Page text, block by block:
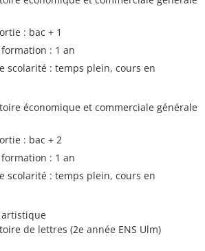
: bac + 1
: 1 an
scolarité : temps plein, cours en
économique et commerciale générale
: bac + 2
: 1 an
scolarité : temps plein, cours en
de lettres (2e année ENS Ulm)